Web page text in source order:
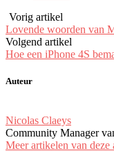
Vorig artikel
Lovende woorden van
Volgend artikel
Hoe een iPhone 4S
Auteur
Nicolas Claeys
Community Manager
Meer artikelen van deze